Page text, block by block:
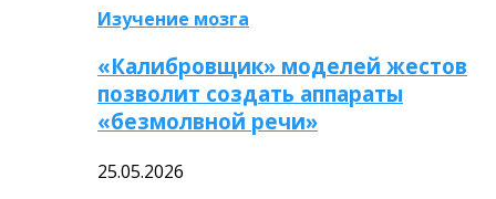
Изучение мозга
«Калибровщик» моделей жестов
позволит создать аппараты
«безмолвной речи»
25.05.2026